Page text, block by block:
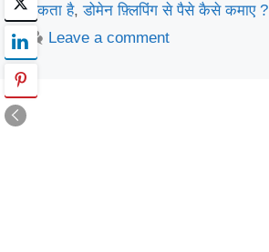
सकता है,डोमेन फ़्लिपिंग से पैसे कैसे कमाए ?
Leave a comment